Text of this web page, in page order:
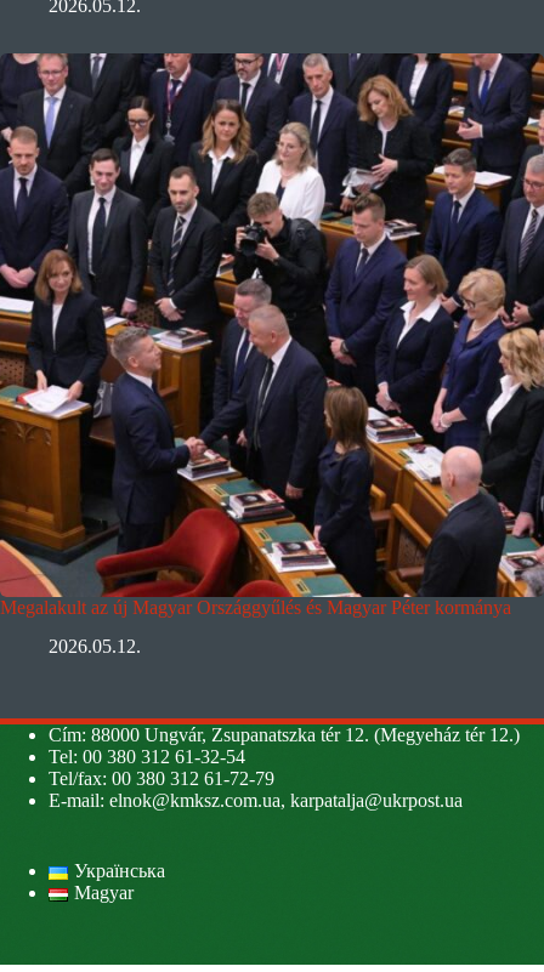
2026.05.12.
Megalakult az új Magyar Országgyűlés és Magyar Péter kormánya
2026.05.12.
Cím: 88000 Ungvár, Zsupanatszka tér 12. (Megyeház tér 12.)
Tel: 00 380 312 61-32-54
Tel/fax: 00 380 312 61-72-79
E-mail: elnok@kmksz.com.ua, karpatalja@ukrpost.ua
Українська
Magyar